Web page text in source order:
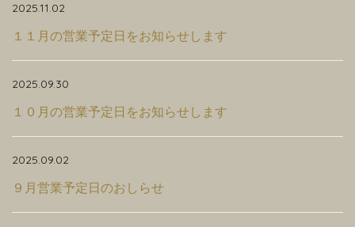
2025.11.02
１１月の営業予定日をお知らせします
2025.09.30
１０月の営業予定日をお知らせします
2025.09.02
９月営業予定日のおしらせ